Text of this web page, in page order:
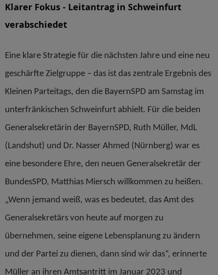
Klarer Fokus - Leitantrag in Schweinfurt
verabschiedet
Eine klare Strategie für die nächsten Jahre und eine neu
geschärfte Zielgruppe – das ist das zentrale Ergebnis des
Kleinen Parteitags, den die BayernSPD am Samstag im
unterfränkischen Schweinfurt abhielt. Für die beiden
Generalsekretärin der BayernSPD, Ruth Müller, MdL
(Landshut) und Dr. Nasser Ahmed (Nürnberg) war es
eine besondere Ehre, den neuen Generalsekretär der
BundesSPD, Matthias Miersch willkommen zu heißen.
„Wenn jemand weiß, was es bedeutet, das Amt des
Generalsekretärs von heute auf morgen zu
übernehmen, seine eigene Lebensplanung zu ändern
und der Partei zu dienen, dann sind wir das“, erinnerte
Müller an ihren Amtsantritt im Januar 2023 und